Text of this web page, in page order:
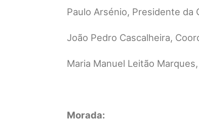
Paulo Arsénio, Presidente da
João Pedro Cascalheira,
Maria Manuel Leitão
Morada: